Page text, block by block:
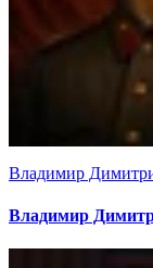
Владимир
Владимир